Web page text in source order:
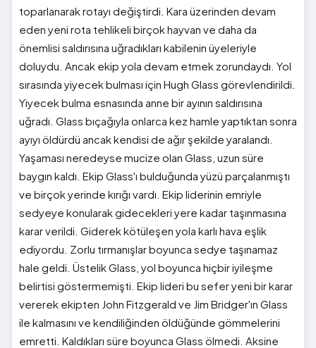
toparlanarak rotayı değiştirdi. Kara üzerinden devam
eden yeni rota tehlikeli birçok hayvan ve daha da
önemlisi saldırısına uğradıkları kabilenin üyeleriyle
doluydu. Ancak ekip yola devam etmek zorundaydı. Yol
sırasında yiyecek bulması için Hugh Glass görevlendirildi.
Yiyecek bulma esnasında anne bir ayının saldırısına
uğradı. Glass bıçağıyla onlarca kez hamle yaptıktan sonra
ayıyı öldürdü ancak kendisi de ağır şekilde yaralandı.
Yaşaması neredeyse mucize olan Glass, uzun süre
baygın kaldı. Ekip Glass'ı bulduğunda yüzü parçalanmıştı
ve birçok yerinde kırığı vardı. Ekip liderinin emriyle
sedyeye konularak gidecekleri yere kadar taşınmasına
karar verildi. Giderek kötüleşen yola karlı hava eşlik
ediyordu. Zorlu tırmanışlar boyunca sedye taşınamaz
hale geldi. Üstelik Glass, yol boyunca hiçbir iyileşme
belirtisi göstermemişti. Ekip lideri bu sefer yeni bir karar
vererek ekipten John Fitzgerald ve Jim Bridger'ın Glass
ile kalmasını ve kendiliğinden öldüğünde gömmelerini
emretti. Kaldıkları süre boyunca Glass ölmedi. Aksine